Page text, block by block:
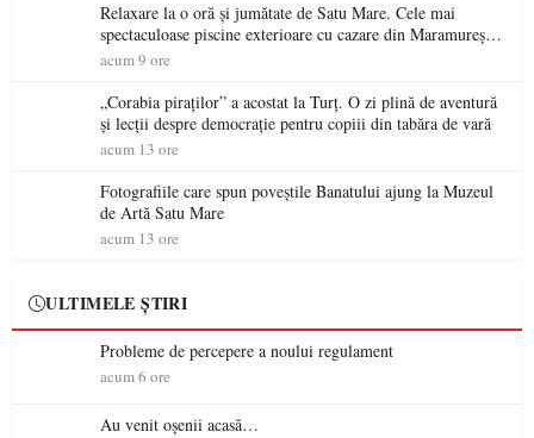
Relaxare la o oră și jumătate de Satu Mare. Cele mai
spectaculoase piscine exterioare cu cazare din Maramureș,
ideale pentru o escapadă de vară
acum 9 ore
„Corabia piraților” a acostat la Turț. O zi plină de aventură
și lecții despre democrație pentru copiii din tabăra de vară
acum 13 ore
Fotografiile care spun poveștile Banatului ajung la Muzeul
de Artă Satu Mare
acum 13 ore
ULTIMELE ȘTIRI
Probleme de percepere a noului regulament
acum 6 ore
Au venit oșenii acasă…